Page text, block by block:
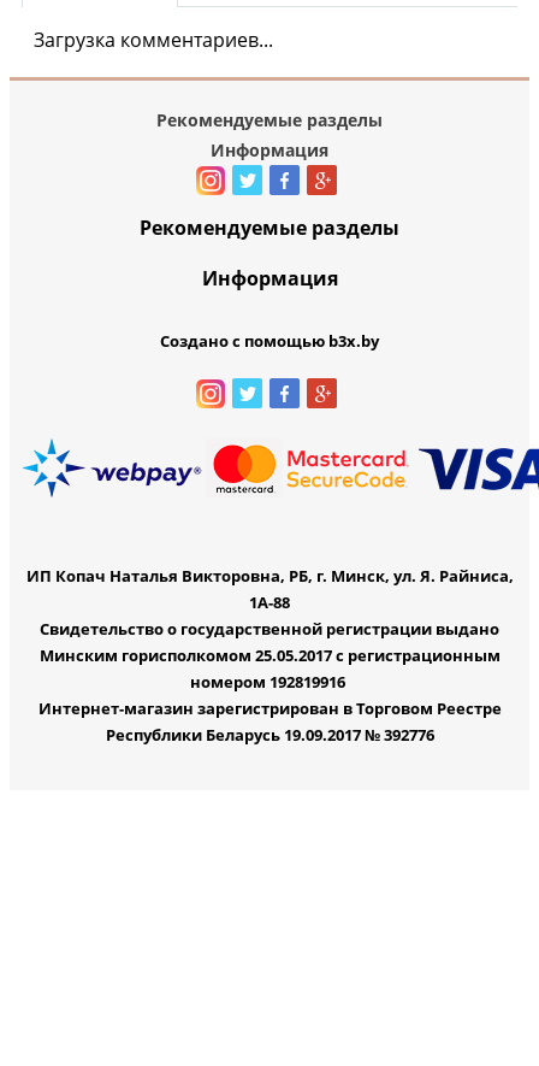
Загрузка комментариев...
Рекомендуемые разделы
Информация
Рекомендуемые разделы
Информация
Создано с помощью b3x.by
ИП Копач Наталья Викторовна, РБ, г. Минск, ул. Я. Райниса,
1А-88
Свидетельство о государственной регистрации выдано
Минским горисполкомом 25.05.2017 с регистрационным
номером 192819916
Интернет-магазин зарегистрирован в Торговом Реестре
Республики Беларусь 19.09.2017 № 392776